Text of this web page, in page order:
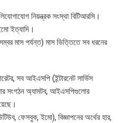
নিয়ন্ত্রক সংস্থা বিটিআরসি।
ইত্যাদি।
মাস পর্যন্ত) মাস ভিত্তিতে সব ধরনের
সব আইএসপি (ইন্টারনেট সার্ভিস
সংগঠন অ্যামটব, আইএসপিগুলোর
ফেসবুক, ইমো), বিজ্ঞাপনের অর্থের হার,